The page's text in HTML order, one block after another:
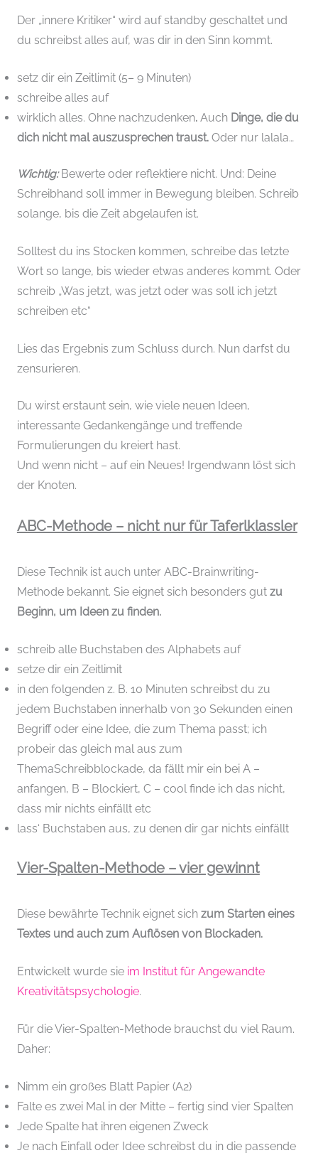
Der „innere Kritiker“ wird auf standby geschaltet und
du schreibst alles auf, was dir in den Sinn kommt.
setz dir ein Zeitlimit (5– 9 Minuten)
schreibe alles auf
wirklich alles. Ohne nachzudenken. Auch Dinge, die du
dich nicht mal auszusprechen traust. Oder nur lalala…
Wichtig:Bewerte oder reflektiere nicht. Und: Deine
Schreibhand soll immer in Bewegung bleiben. Schreib
solange, bis die Zeit abgelaufen ist.
Solltest du ins Stocken kommen, schreibe das letzte
Wort so lange, bis wieder etwas anderes kommt. Oder
schreib „Was jetzt, was jetzt oder was soll ich jetzt
schreiben etc“
Lies das Ergebnis zum Schluss durch. Nun darfst du
zensurieren.
Du wirst erstaunt sein, wie viele neuen Ideen,
interessante Gedankengänge und treffende
Formulierungen du kreiert hast.
Und wenn nicht – auf ein Neues! Irgendwann löst sich
der Knoten.
ABC-Methode – nicht nur für Taferlklassler
Diese Technik ist auch unter ABC-Brainwriting-
Methode bekannt. Sie eignet sich besonders gut zu
Beginn, um Ideen zu finden.
schreib alle Buchstaben des Alphabets auf
setze dir ein Zeitlimit
in den folgenden z. B. 10 Minuten schreibst du zu
jedem Buchstaben innerhalb von 30 Sekunden einen
Begriff oder eine Idee, die zum Thema passt; ich
probeir das gleich mal aus zum
ThemaSchreibblockade, da fällt mir ein bei A –
anfangen, B – Blockiert, C – cool finde ich das nicht,
dass mir nichts einfällt etc
lass‘ Buchstaben aus, zu denen dir gar nichts einfällt
Vier-Spalten-Methode – vier gewinnt
Diese bewährte Technik eignet sich zum Starten eines
Textes und auch zum Auflösen von Blockaden.
Entwickelt wurde sie im Institut für Angewandte
Kreativitätspsychologie.
Für die Vier-Spalten-Methode brauchst du viel Raum.
Daher:
Nimm ein großes Blatt Papier (A2)
Falte es zwei Mal in der Mitte – fertig sind vier Spalten
Jede Spalte hat ihren eigenen Zweck
Je nach Einfall oder Idee schreibst du in die passende